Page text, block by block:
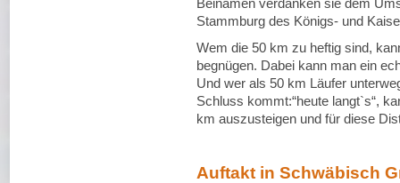
Beinamen verdanken sie dem
Stammburg des Königs- und
Wem die 50 km zu heftig sind,
begnügen. Dabei kann man ein
Und wer als 50 km Läufer
Schluss kommt:“heute langt`s“,
km auszusteigen und für diese
Auftakt in Schwäbisch